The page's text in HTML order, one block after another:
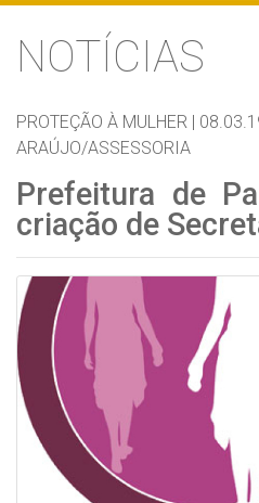
NOTÍCIAS
PROTEÇÃO À MULHER |
ARAÚJO/ASSESSORIA
Prefeitura de
criação de